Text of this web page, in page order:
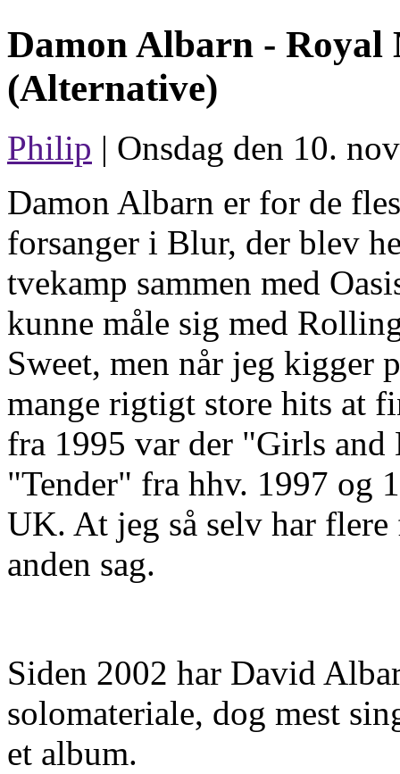
Damon Albarn - Royal
(Alternative)
Philip | Onsdag den 10.
Damon Albarn er for de
forsanger i Blur, der blev
tvekamp sammen med
kunne måle sig med
Sweet, men når jeg kigger
mange rigtigt store hits at
fra 1995 var der "Girls
"Tender" fra hhv. 1997 og
UK. At jeg så selv har
anden sag.
Siden 2002 har David
solomateriale, dog mest
et album.